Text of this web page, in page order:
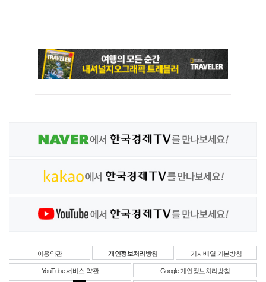
이용약관 개인정보처리방침 기사배열 기본방침
YouTube 서비스 약관 Google 개인정보처리방침